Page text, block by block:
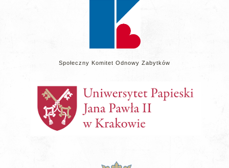
Społeczny Komitet Odnowy Zabytków